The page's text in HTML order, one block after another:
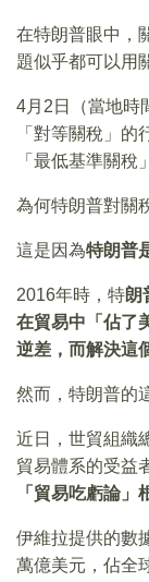
在特朗普眼中，
題似乎都可以用
4月2日（當地時
「對等關稅」
「最低基準關稅
為何特朗普對關
這是因為特朗普
2016年時，特朗
在貿易中「佔了
逆差，而解決這
然而，特朗普的
近日，世貿組織
貿易體系的受益
「貿易吃虧論」
伊維拉提供的數
萬億美元，佔全